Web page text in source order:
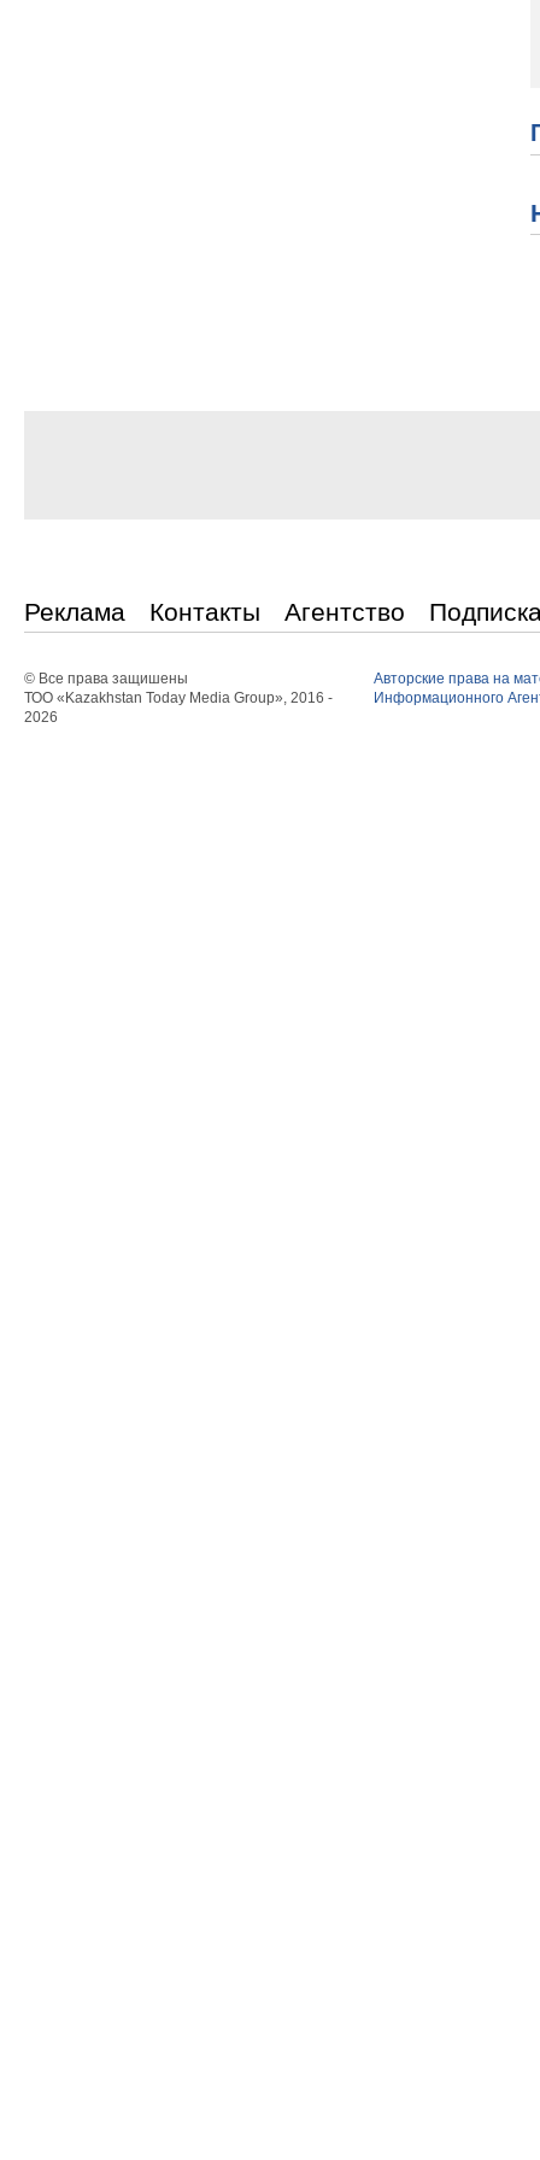
Реклама Контакты Агентство
© Все права защишены
ТОО «Kazakhstan Today Media Group», 2016 -
2026
Авторские права на
Информационного